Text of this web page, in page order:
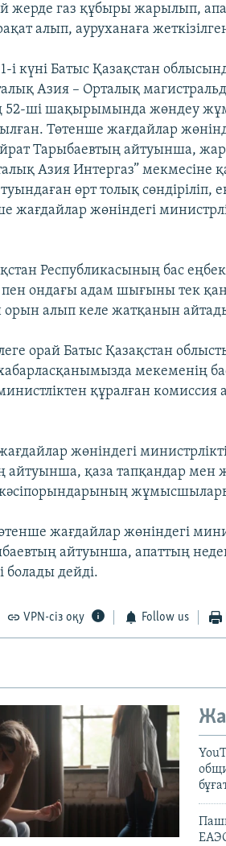
газ құбыры жарылып,
алып, ауруханаға
күні Батыс Қазақстан
Азия – Орталық
ші шақырымында жөндеу
Төтенше жағдайлар
Тарыбаевтың айтуынша,
Азия Интергаз” мекмесіне
өрт толық сөндіріліп,
жағдайлар жөніндегі
Республикасының бас
ондағы адам шығыны тек
орын алып келе жатқанын
орай Батыс Қазақстан
мекеменің
министліктен құралған
жөніндегі
айтуынша, қаза тапқандар мен
жағдайлар жөніндегі
айтуынша, апаттың
болады дейді.
VPN-сіз оқу Follow us